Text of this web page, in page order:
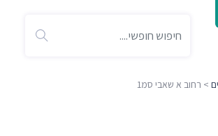
> רחוב א שאבי סמ1